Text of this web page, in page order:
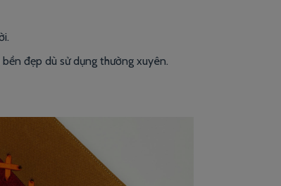
đẹp dù sử dụng thường xuyên.